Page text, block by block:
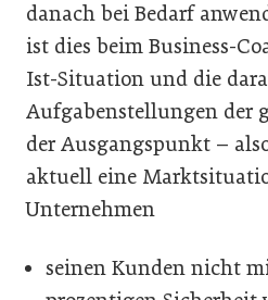
danach bei Bedarf
ist dies beim Business-
Ist-Situation und die
Aufgabenstellungen der
der Ausgangspunkt –
aktuell eine
Unternehmen
seinen Kunden nicht